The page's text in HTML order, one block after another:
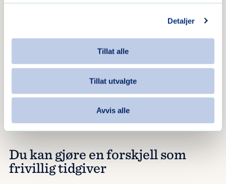
Detaljer
Tillat alle
Tillat utvalgte
Avvis alle
bedre gjennom å servere god mat og gode
samtaler.
Royalt førjulstreff på Blå Kors barnas
Du kan gjøre en forskjell som
frivillig tidgiver